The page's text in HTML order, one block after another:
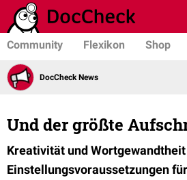
Community Flexikon Shop
DocCheck News
Und der größte
Kreativität und
Einstellungsvoraussetzungen